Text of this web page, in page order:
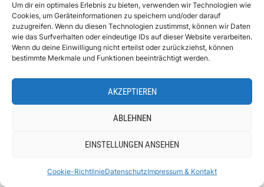
Um dir ein optimales Erlebnis zu bieten, verwenden wir Technologien wie
Cookies, um Geräteinformationen zu speichern und/oder darauf
zuzugreifen. Wenn du diesen Technologien zustimmst, können wir Daten
wie das Surfverhalten oder eindeutige IDs auf dieser Website verarbeiten.
Wenn du deine Einwilligung nicht erteilst oder zurückziehst, können
bestimmte Merkmale und Funktionen beeinträchtigt werden.
AKZEPTIEREN
ABLEHNEN
EINSTELLUNGEN ANSEHEN
Cookie-RichtlinieDatenschutzImpressum & Kontakt
Coolcation: Warum Urlaub in kühlen Regionen
der neue Sommer-Luxus ist